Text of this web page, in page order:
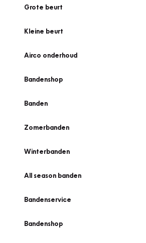
Grote beurt
Kleine beurt
Airco onderhoud
Bandenshop
Banden
Zomerbanden
Winterbanden
All season banden
Bandenservice
Bandenshop